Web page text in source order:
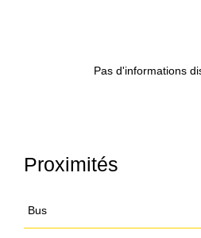
Pas d'informations
Proximités
Bus